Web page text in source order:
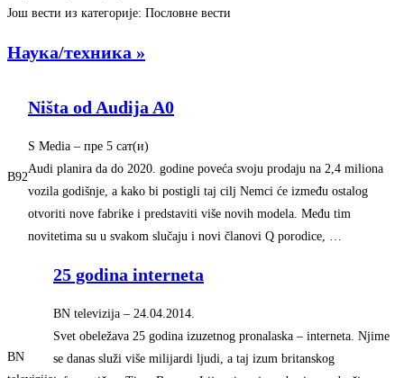
Још вести из категорије: Пословне вести
Наука/техника »
B92
Ništa od Audija A0
S Media – ‎пре 5 сат(и)‎
Audi planira da do 2020. godine poveća svoju prodaju na 2,4 miliona
vozila godišnje, a kako bi postigli taj cilj Nemci će između ostalog
otvoriti nove fabrike i predstaviti više novih modela. Među tim
novitetima su u svakom slučaju i novi članovi Q porodice, …
BN
25 godina interneta
BN televizija – ‎24.04.2014.‎
Svet obeležava 25 godina izuzetnog pronalaska – interneta. Njime
se danas služi više milijardi ljudi, a taj izum britanskog